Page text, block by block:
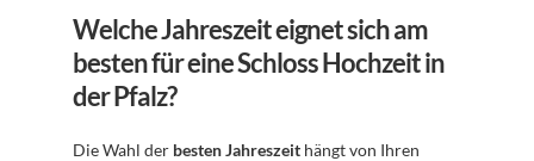
Welche Jahreszeit eignet sich am
besten für eine Schloss Hochzeit in
der Pfalz?
Die Wahl der besten Jahreszeit hängt von Ihren